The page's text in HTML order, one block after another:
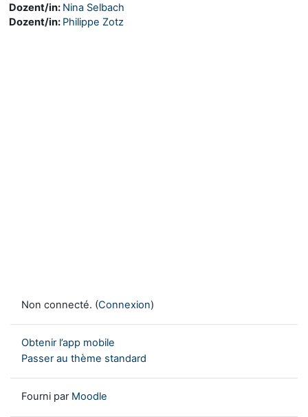
Dozent/in: Nina Selbach
Dozent/in: Philippe Zotz
Non connecté. (Connexion)
Obtenir l’app mobile
Passer au thème standard
Fourni par Moodle